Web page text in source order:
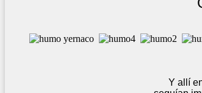
Y allí envueltos por